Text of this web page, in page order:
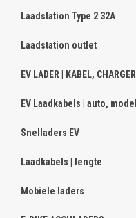
Laadstation Type 2 32A
Laadstation outlet
EV LADER | KABEL, CHARGER
EV Laadkabels | auto, model
Snelladers EV
Laadkabels | lengte
Mobiele laders